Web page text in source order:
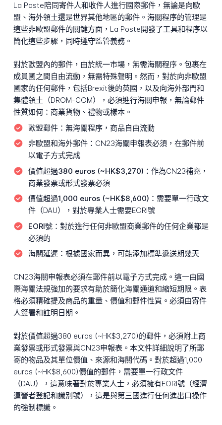
La Poste陪同寄件人和收件人進行國際郵件，無論是向歐
盟、海外領土還是世界其他地區的郵件。海關程序的管理是
這些非歐盟郵件的關鍵方面，La Poste開發了工具和程序以
簡化這些步驟，同時遵守監管義務。
對於歐盟內的郵件，由於統一市場，無需海關程序。包裹在
成員國之間自由流動，無需特殊聲明。然而，對於向非歐盟
國家的任何郵件，包括Brexit後的英國，以及向海外部門和
集體領土（DROM-COM），必須進行海關申報，無論郵件
性質如何：商業貨物、禮物或樣本。
歐盟郵件： 無海關程序，商品自由流動
非歐盟和海外郵件： CN23海關申報表必須，在郵件前
以電子方式完成
價值超過380 euros (~HK$3,270)： 作為CN23補充，
商業發票或形式發票必須
價值超過1,000 euros (~HK$8,600)： 需要單一行政文
件（DAU），對於專業人士需要EORI號
EORI號： 對於進行任何非歐盟商業郵件的任何企業都是
必須的
海關延遲： 根據國家而異，可能添加標準遞送期幾天
CN23海關申報表必須在郵件前以電子方式完成。這一由國
際海關法規強加的要求有助於簡化海關通道和縮短期限。表
格必須精確提及商品的重量、價值和郵件性質。必須由寄件
人簽署和註明日期。
對於價值超過380 euros (~HK$3,270)的郵件，必須附上商
業發票或形式發票與CN23申報表。本文件詳細說明了所郵
寄的物品及其單位價值、來源和海關代碼。對於超過1,000
euros (~HK$8,600)價值的郵件，需要單一行政文件
（DAU），這意味著對於專業人士，必須擁有EORI號（經濟
運營者登記和識別號），這是與第三國進行任何進出口操作
的強制標識。